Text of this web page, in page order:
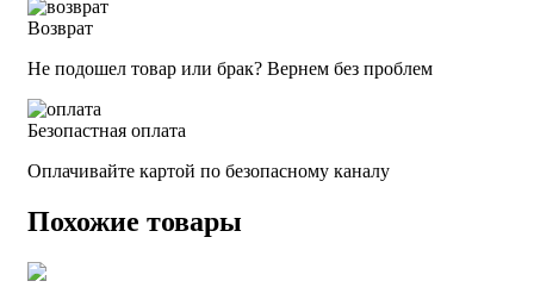
Возврат
Не подошел товар или брак? Вернем без проблем
Безопастная оплата
Оплачивайте картой по безопасному каналу
Похожие товары